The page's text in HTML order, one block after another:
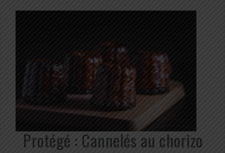
Protégé : Cannelés au chorizo